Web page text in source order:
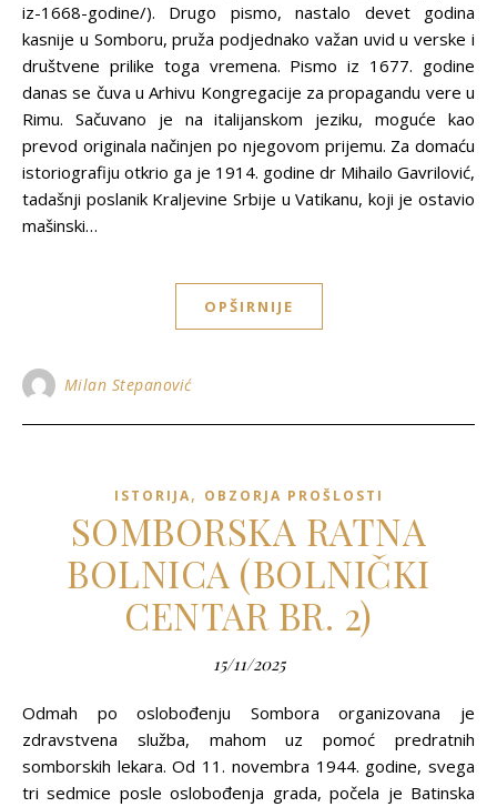
iz-1668-godine/). Drugo pismo, nastalo devet godina
kasnije u Somboru, pruža podjednako važan uvid u verske i
društvene prilike toga vremena. Pismo iz 1677. godine
danas se čuva u Arhivu Kongregacije za propagandu vere u
Rimu. Sačuvano je na italijanskom jeziku, moguće kao
prevod originala načinjen po njegovom prijemu. Za domaću
istoriografiju otkrio ga je 1914. godine dr Mihailo Gavrilović,
tadašnji poslanik Kraljevine Srbije u Vatikanu, koji je ostavio
mašinski…
OPŠIRNIJE
Milan Stepanović
ISTORIJA, OBZORJA PROŠLOSTI
SOMBORSKA RATNA
BOLNICA (BOLNIČKI
CENTAR BR. 2)
15/11/2025
Odmah po oslobođenju Sombora organizovana je
zdravstvena služba, mahom uz pomoć predratnih
somborskih lekara. Od 11. novembra 1944. godine, svega
tri sedmice posle oslobođenja grada, počela je Batinska